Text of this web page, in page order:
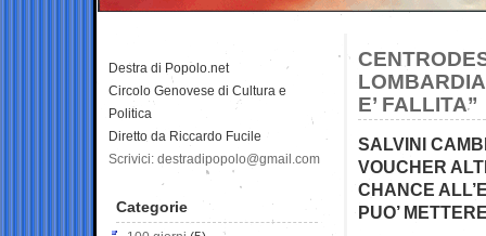
E’ FALLITA”
SALVINI
VOUCHER
CHANCE
PUO’
Destra di Popolo.net
Circolo Genovese di Cultura e
Politica
Diretto da Riccardo Fucile
Scrivici: destradipopolo@gmail.com
Categorie